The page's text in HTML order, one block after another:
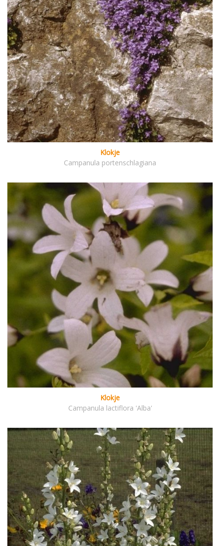
Klokje
Campanula portenschlagiana
Klokje
Campanula lactiflora 'Alba'